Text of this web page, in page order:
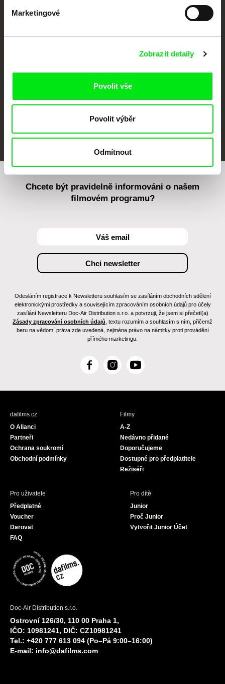
Marketingové
Zobrazit detaily
Povolit vše
Povolit výběr
Odmítnout
Against Gravity
MFDF Ji.hlava
Chcete být pravidelně informováni o našem
filmovém programu?
Odesláním registrace k Newsletteru souhlasím se zasíláním obchodních sdělení
elektronickými prostředky a souvisejícím zpracováním osobních údajů pro účely
zasílání Newsletteru Doc-Air Distribution s.r.o. a potvrzuji, že jsem si přečetl(a)
Zásady zpracování osobních údajů , textu rozumím a souhlasím s ním, přičemž
beru na vědomí práva zde uvedená, zejména právo na námitky proti provádění
přímého marketingu.
F
c
I
s
Y
u
dafilms.cz
O Alianci
Partneři
Ochrana soukromí
Obchodní podmínky
Filmy
A-Z
Nedávno přidané
Doporučujeme
Dostupné pro předplatitele
Režiséři
Pro uživatele
Předplatné
Voucher
Darovat
FAQ
Pro dítě
Junior
Proč Junior
Vytvořit Junior Účet
Doc-Air Distribution s.r.o.
Ostrovní 126/30, 110 00 Praha 1,
IČO: 10981241, DIČ: CZ10981241
Tel.: +420 777 613 094 (Po–Pá 9:00–16:00)
E-mail: info@dafilms.com